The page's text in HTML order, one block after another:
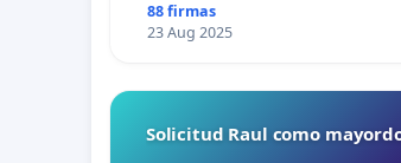
88 firmas
23 Aug 2025
Solicitud Raul como